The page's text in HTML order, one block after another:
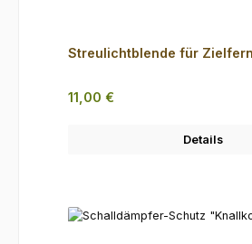
Streulichtblende für
Regulärer Preis:
11,00 €
Details